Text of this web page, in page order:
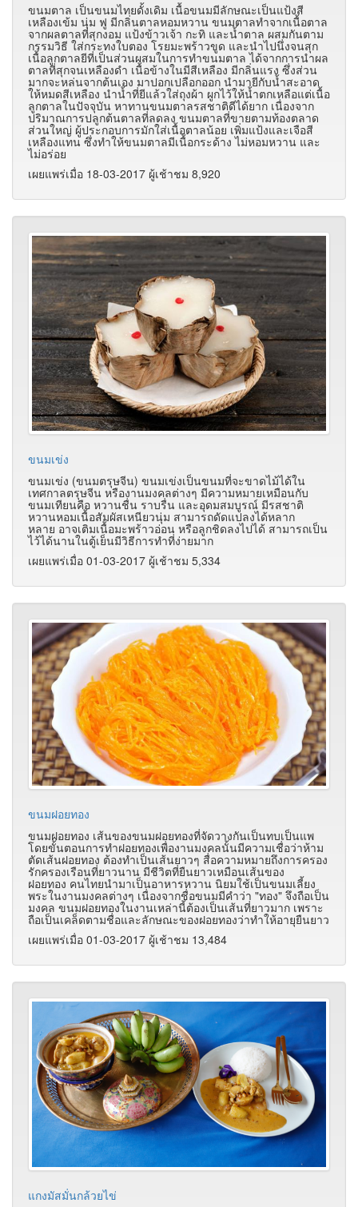
ขนมตาล เป็นขนมไทยดั้งเดิม เนื้อขนมมีลักษณะเป็นแป้งสี
เหลืองเข้ม นุ่ม ฟู มีกลิ่นตาลหอมหวาน ขนมตาลทำจากเนื้อตาล
จากผลตาลที่สุกงอม แป้งข้าวเจ้า กะทิ และน้ำตาล ผสมกันตาม
กรรมวิธี ใส่กระทงใบตอง โรยมะพร้าวขูด และนำไปนึ่งจนสุก
เนื้อลูกตาลยีที่เป็นส่วนผสมในการทำขนมตาล ได้จากการนำผล
ตาลที่สุกจนเหลืองดำ เนื้อข้างในมีสีเหลือง มีกลิ่นแรง ซึ่งส่วน
มากจะหล่นจากต้นเอง มาปอกเปลือกออก นำมายีกับน้ำสะอาด
ให้หมดสีเหลือง นำน้ำที่ยีแล้วใส่ถุงผ้า ผูกไว้ให้น้ำตกเหลือแต่เนื้อ
ลูกตาลในปัจจุบัน หาทานขนมตาลรสชาติดีได้ยาก เนื่องจาก
ปริมาณการปลูกต้นตาลที่ลดลง ขนมตาลที่ขายตามท้องตลาด
ส่วนใหญ่ ผู้ประกอบการมักใส่เนื้อตาลน้อย เพิ่มแป้งและเจือสี
เหลืองแทน ซึ่งทำให้ขนมตาลมีเนื้อกระด้าง ไม่หอมหวาน และ
ไม่อร่อย
เผยแพร่เมื่อ 18-03-2017 ผู้เช้าชม 8,920
ขนมเข่ง
ขนมเข่ง (ขนมตรุษจีน) ขนมเข่งเป็นขนมที่จะขาดไม้ได้ใน
เทศกาลตรุษจีน หรืองานมงคลต่างๆ มีความหมายเหมือนกับ
ขนมเทียนคือ หวานชื่น ราบรื่น และอุดมสมบูรณ์ มีรสชาติ
หวานหอมเนื้อสัมผัสเหนียวนุ่ม สามารถดัดแปลงได้หลาก
หลาย อาจเติมเนื้อมะพร้าวอ่อน หรือลูกชิดลงไปได้ สามารถเป็น
ไว้ได้นานในตู้เย็นมีวิธีการทำที่ง่ายมาก
เผยแพร่เมื่อ 01-03-2017 ผู้เช้าชม 5,334
ขนมฝอยทอง
ขนมฝอยทอง เส้นของขนมฝอยทองที่จัดวางกันเป็นทบเป็นแพ
โดยขั้นตอนการทำฝอยทองเพื่องานมงคลนั้นมีความเชื่อว่าห้าม
ตัดเส้นฝอยทอง ต้องทำเป็นเส้นยาวๆ สื่อความหมายถึงการครอง
รักครองเรือนที่ยาวนาน มีชีวิตที่ยืนยาวเหมือนเส้นของ
ฝอยทอง คนไทยนำมาเป็นอาหารหวาน นิยมใช้เป็นขนมเลี้ยง
พระในงานมงคลต่างๆ เนื่องจากชื่อขนมมีคำว่า "ทอง" จึงถือเป็น
มงคล ขนมฝอยทองในงานเหล่านี้ต้องเป็นเส้นที่ยาวมาก เพราะ
ถือเป็นเคล็ดตามชื่อและลักษณะของฝอยทองว่าทำให้อายุยืนยาว
เผยแพร่เมื่อ 01-03-2017 ผู้เช้าชม 13,484
แกงมัสมั่นกล้วยไข่